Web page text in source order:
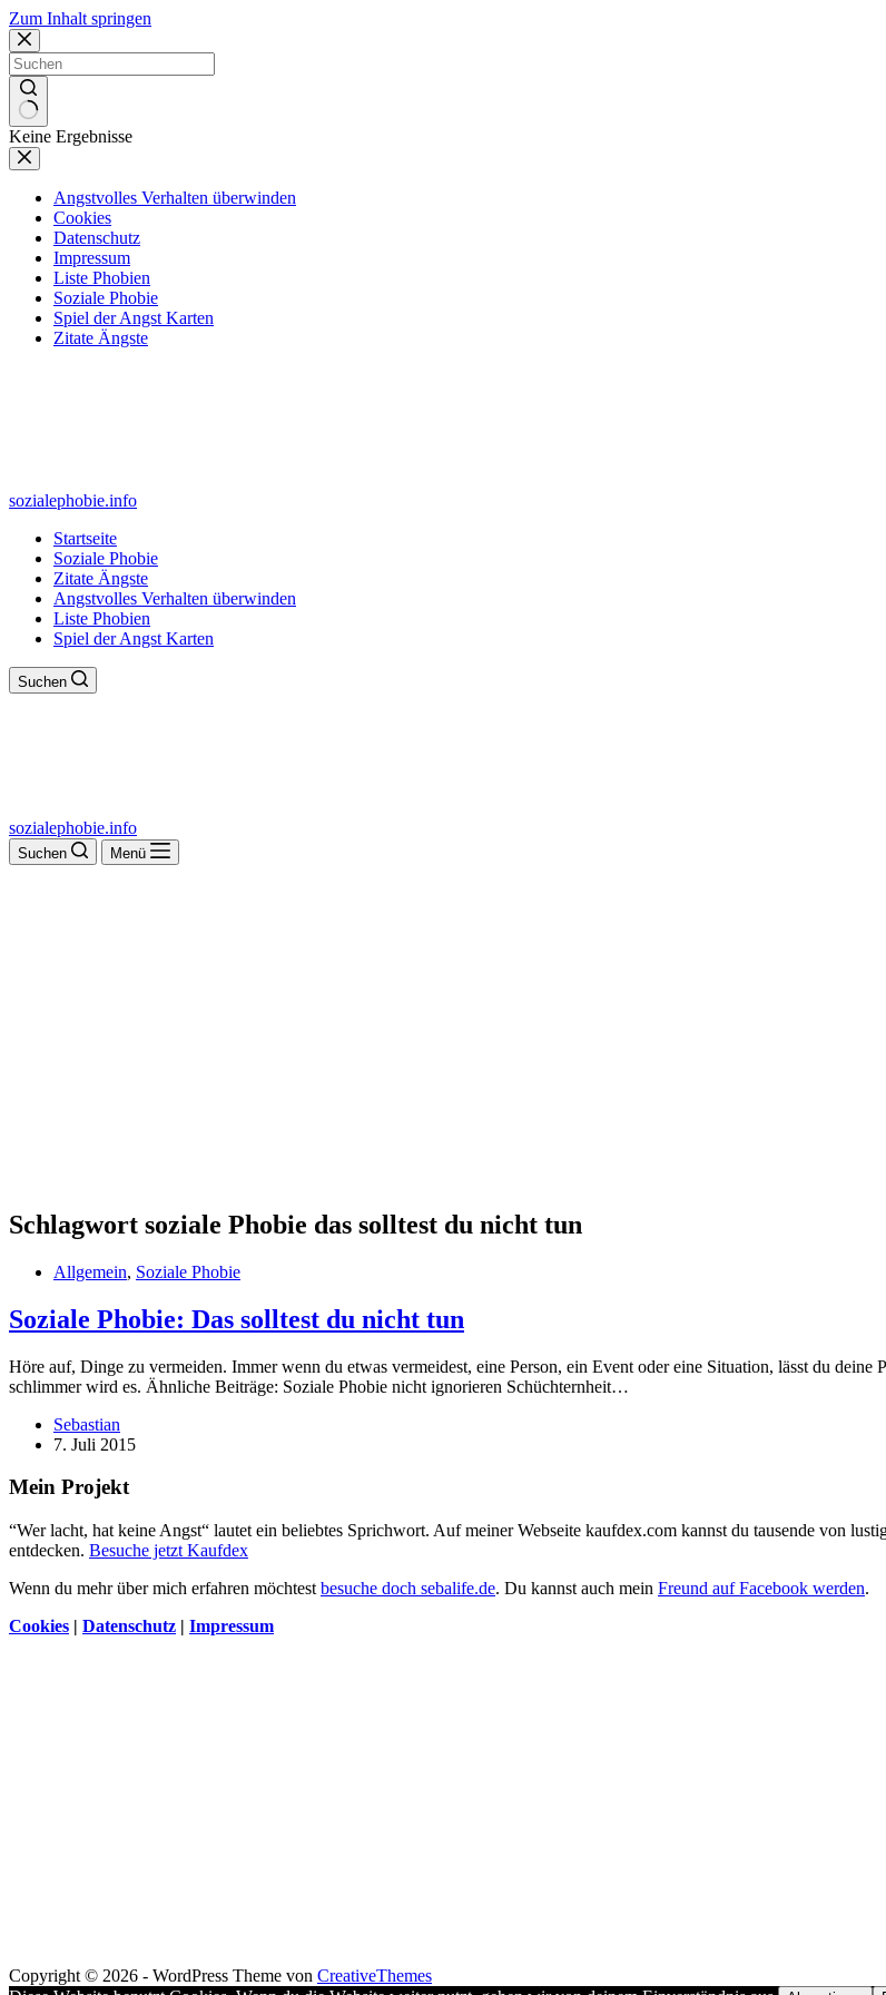
Zum Inhalt springen
Keine Ergebnisse
Angstvolles Verhalten überwinden
Cookies
Datenschutz
Impressum
Liste Phobien
Soziale Phobie
Spiel der Angst Karten
Zitate Ängste
sozialephobie.info
Startseite
Soziale Phobie
Zitate Ängste
Angstvolles Verhalten überwinden
Liste Phobien
Spiel der Angst Karten
Suchen
sozialephobie.info
Suchen Menü
Schlagwort soziale Phobie das solltest du nicht tun
Allgemein, Soziale Phobie
Soziale Phobie: Das solltest du nicht tun
Höre auf, Dinge zu vermeiden. Immer wenn du etwas vermeidest, eine Person, ein Event oder eine Situation, lässt du
schlimmer wird es. Ähnliche Beiträge: Soziale Phobie nicht ignorieren Schüchternheit…
Sebastian
7. Juli 2015
Mein Projekt
“Wer lacht, hat keine Angst“ lautet ein beliebtes Sprichwort. Auf meiner Webseite kaufdex.com kannst du tausende von
entdecken. Besuche jetzt Kaufdex
Wenn du mehr über mich erfahren möchtest besuche doch sebalife.de. Du kannst auch mein Freund auf Facebook werden.
Cookies | Datenschutz | Impressum
Copyright © 2026 - WordPress Theme von CreativeThemes